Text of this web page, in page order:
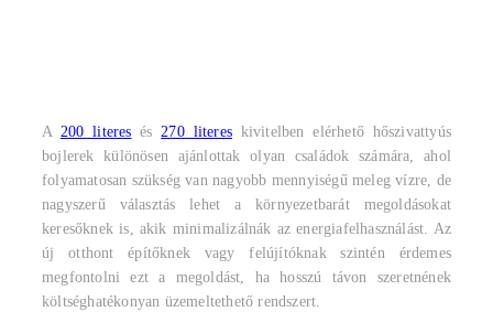
A 200 literes és270 litereskivitelben elérhető hőszivattyús
bojlerek különösen ajánlottak olyan családok számára, ahol
folyamatosan szükség van nagyobb mennyiségű meleg vízre, de
nagyszerű választás lehet a környezetbarát megoldásokat
keresőknek is, akik minimalizálnák az energiafelhasználást. Az
új otthont építőknek vagy felújítóknak szintén érdemes
megfontolni ezt a megoldást, ha hosszú távon szeretnének
költséghatékonyan üzemeltethető rendszert.